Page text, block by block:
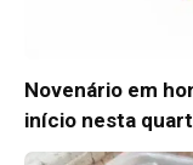
Novenário em
início nesta